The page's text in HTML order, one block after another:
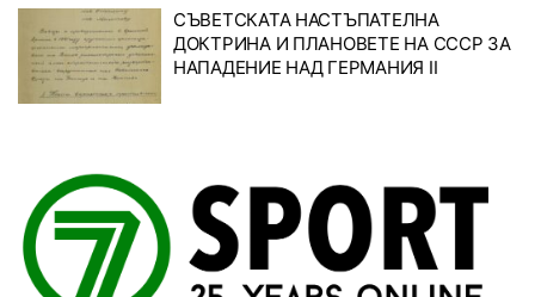
СЪВЕТСКАТА НАСТЪПАТЕЛНА
ДОКТРИНА И ПЛАНОВЕТЕ НА СССР ЗА
НАПАДЕНИЕ НАД ГЕРМАНИЯ II